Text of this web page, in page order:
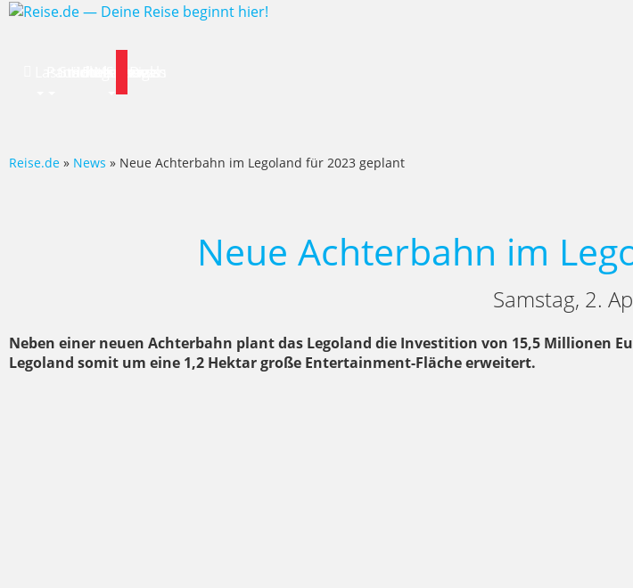
Reise.de » News » Neue Achterbahn im Legoland für 2023 geplant
Neue Achterbahn im
Samstag, 2.
Neben einer neuen Achterbahn plant das Legoland die Investition von 15,5 Millionen
Legoland somit um eine 1,2 Hektar große Entertainment-Fläche erweitert.